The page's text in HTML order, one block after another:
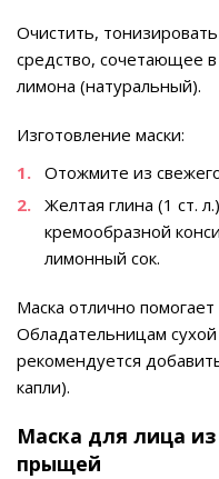
Очистить,
средство, сочетающее
лимона (натуральный).
Изготовление маски:
Отожмите из
Желтая глина (1 ст.
кремообразной
лимонный сок.
Маска отлично
Обладательницам
рекомендуется
капли).
Маска для лица
прыщей